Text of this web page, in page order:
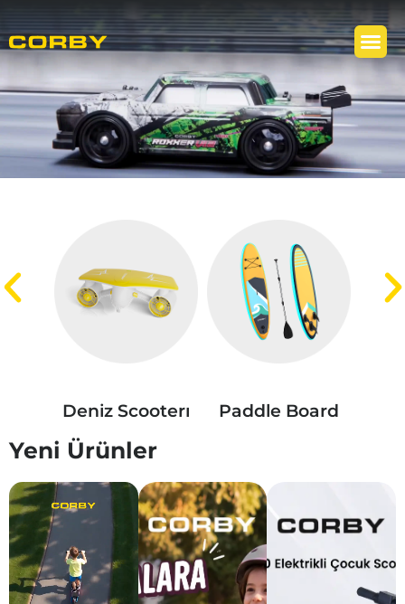
Deniz Scooterı Paddle Board
Yeni Ürünler